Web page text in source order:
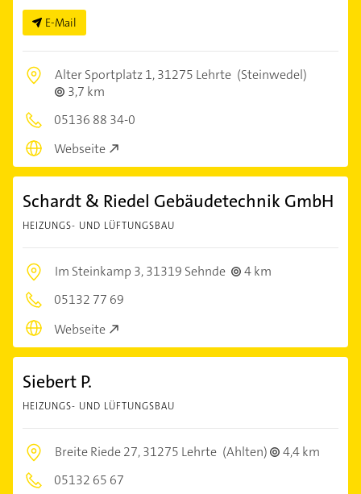
E-Mail
Alter Sportplatz 1,31275 Lehrte (Steinwedel)
3,7 km
05136 88 34-0
Webseite
Schardt & Riedel Gebäudetechnik GmbH
HEIZUNGS- UND LÜFTUNGSBAU
Im Steinkamp 3,31319 Sehnde
4 km
05132 77 69
Webseite
Siebert P.
HEIZUNGS- UND LÜFTUNGSBAU
Breite Riede 27,31275 Lehrte (Ahlten)
4,4 km
05132 65 67